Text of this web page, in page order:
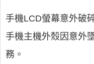
手機LCD螢幕意外破
手機主機外殼因意外
務。